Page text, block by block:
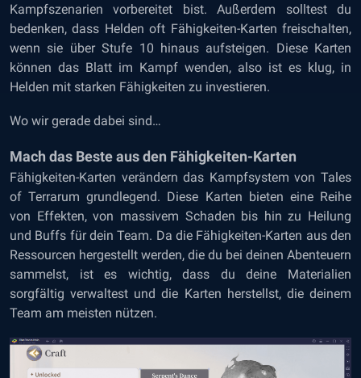
Kampfszenarien vorbereitet bist. Außerdem solltest du
bedenken, dass Helden oft Fähigkeiten-Karten freischalten,
wenn sie über Stufe 10 hinaus aufsteigen. Diese Karten
können das Blatt im Kampf wenden, also ist es klug, in
Helden mit starken Fähigkeiten zu investieren.
Wo wir gerade dabei sind…
Mach das Beste aus den Fähigkeiten-Karten
Fähigkeiten-Karten verändern das Kampfsystem von Tales
of Terrarum grundlegend. Diese Karten bieten eine Reihe
von Effekten, von massivem Schaden bis hin zu Heilung
und Buffs für dein Team. Da die Fähigkeiten-Karten aus den
Ressourcen hergestellt werden, die du bei deinen Abenteuern
sammelst, ist es wichtig, dass du deine Materialien
sorgfältig verwaltest und die Karten herstellst, die deinem
Team am meisten nützen.